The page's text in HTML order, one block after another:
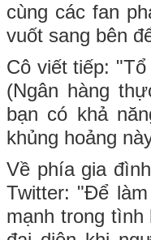
cùng các fan
vuốt sang bên
Cô viết tiếp:
(Ngân hàng
bạn có khả
khủng hoảng
Về phía gia
Twitter: "Để
mạnh trong tình